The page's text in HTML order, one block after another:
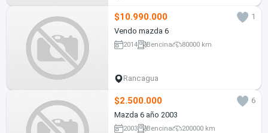
$10.990.000
1
Vendo mazda 6
2014 Bencina 80000 km
Rancagua
$2.500.000
6
Mazda 6 año 2003
2003 Bencina 200000 km